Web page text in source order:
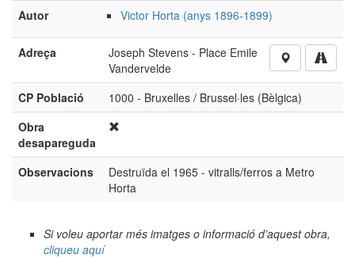
CP Població
1000 - Bruxelles / Brussel·les (Bèlgica)
desapareguda
Observacions
Destruïda el 1965 - vitralls/ferros a Metro
Horta
Si voleu aportar més imatges o informació d’aquest obra,
No està autoritzada la reproducció d’imatges o continguts
sense el consentiment exprés de l'autor